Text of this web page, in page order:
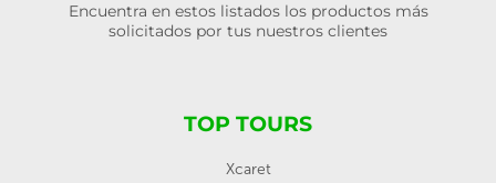
Encuentra en estos listados los productos más
solicitados por tus nuestros clientes
TOP TOURS
Xcaret